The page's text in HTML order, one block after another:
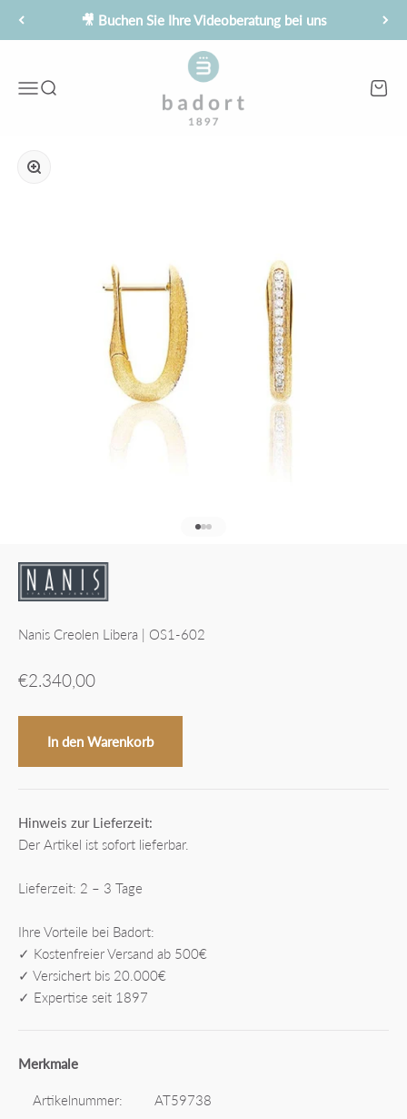
Zum Inhalt springen
🎥 Buchen Sie Ihre Videoberatung bei uns
MenüSuche
Juwelier Badort
Bild vergrößern
Nanis Creolen Libera | OS1-602
Angebot
€2.340,00
In den Warenkorb
Hinweis zur Lieferzeit:
Der Artikel ist sofort lieferbar.
Lieferzeit: 2 – 3 Tage
Ihre Vorteile bei Badort:
✓ Kostenfreier Versand ab 500€
✓ Versichert bis 20.000€
✓ Expertise seit 1897
Merkmale
Artikelnummer: AT59738